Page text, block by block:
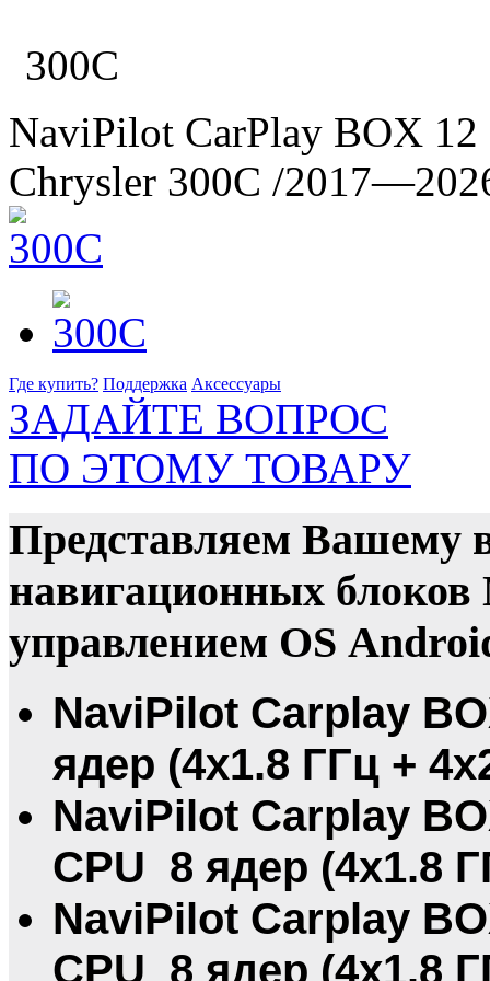
300C
NaviPilot CarPlay BOX 12
Chrysler 300C /
Где купить? Поддержка Аксессуары
ЗАДАЙТЕ ВОПРОС
ПО ЭТОМУ ТОВАРУ
Представляем Вашему
навигационных
управлением OS
NaviPilot Carplay
ядер (4х1.8 ГГц +
NaviPilot Carplay
CPU 8 ядер (4х1.8
NaviPilot Carplay
CPU 8 ядер (4х1.8